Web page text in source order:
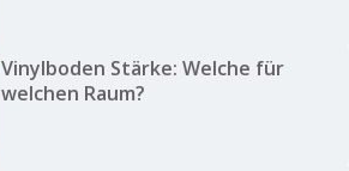
Vinylboden Stärke: Welche für
welchen Raum?